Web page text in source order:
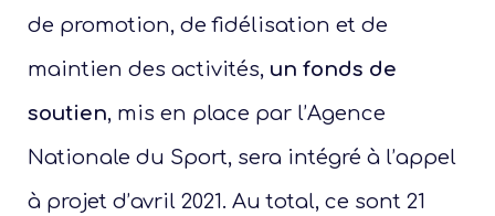
de promotion, de fidélisation et de
maintien des activités, un fonds de
soutien, mis en place par l’Agence
Nationale du Sport, sera intégré à l’appel
à projet d’avril 2021. Au total, ce sont 21